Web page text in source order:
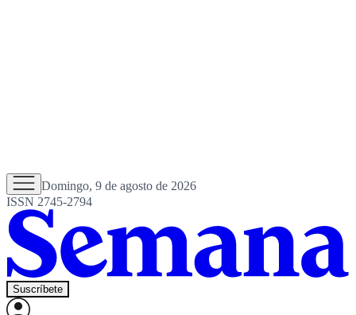
Domingo, 9 de agosto de 2026
ISSN 2745-2794
Suscríbete